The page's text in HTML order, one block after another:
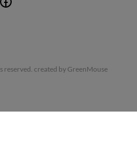
reserved. created by GreenMouse